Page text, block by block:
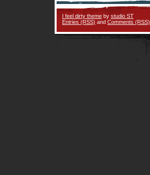
I feel dirty theme by studio ST
Entries (RSS) and Comments (RSS)